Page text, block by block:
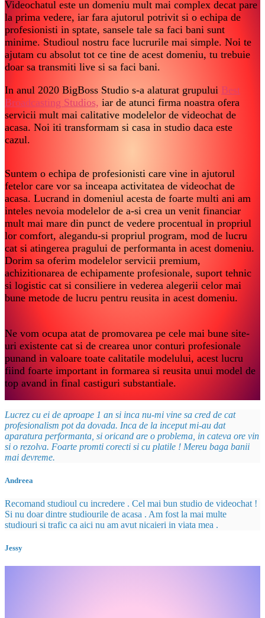
Videochatul este un domeniu mult mai complex decat pare
la prima vedere, iar fara ajutorul potrivit si o echipa de
profesionisti in sptate, sansele tale sa faci bani sunt
minime. Studioul nostru face lucrurile mai simple. Noi te
ajutam cu absolut tot ce tine de acest domeniu, tu trebuie
doar sa transmiti live si sa faci bani.
In anul 2020 BigBoss Studio s-a alaturat grupului Best
Broadcasting Studios, iar de atunci firma noastra ofera
servicii mult mai calitative modelelor de videochat de
acasa. Noi iti transformam si casa in studio daca este
cazul.
Suntem o echipa de profesionisti care vine in ajutorul
fetelor care vor sa inceapa activitatea de videochat de
acasa. Lucrand in domeniul acesta de foarte multi ani am
inteles nevoia modelelor de a-si crea un venit financiar
mult mai mare din punct de vedere procentual in propriul
lor comfort, alegandu-si propriul program, mod de lucru
cat si atingerea pragului de performanta in acest domeniu.
Dorim sa oferim modelelor servicii premium,
achizitionarea de echipamente profesionale, suport tehnic
si logistic cat si consiliere in vederea alegerii celor mai
bune metode de lucru pentru reusita in acest domeniu.
Ne vom ocupa atat de promovarea pe cele mai bune site-
uri existente cat si de crearea unor conturi profesionale
punand in valoare toate calitatile modelului, acest lucru
fiind foarte important in formarea si reusita unui model de
top avand in final castiguri substantiale.
Lucrez cu ei de aproape 1 an si inca nu-mi vine sa cred de cat
profesionalism pot da dovada. Inca de la inceput mi-au dat
aparatura performanta, si oricand are o problema, in cateva ore vin
si o rezolva. Foarte promti corecti si cu platile ! Mereu baga banii
mai devreme.
Andreea
Recomand studioul cu incredere . Cel mai bun studio de videochat !
Si nu doar dintre studiourile de acasa . Am fost la mai multe
studiouri si trafic ca aici nu am avut nicaieri in viata mea .
Jessy